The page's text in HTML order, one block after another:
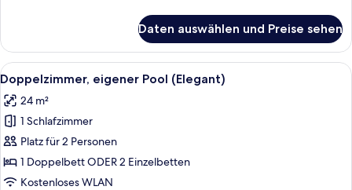
eingeschränkter
Meerblick
(Rozoli)
Daten auswählen und Preise sehen
Alle
Fotos
für
Doppelzimmer,
eigener
Pool
(Elegant)
Ein modernes Schlafzimmer mit
6
Doppelzimmer, eigener Pool (Elegant)
24 m²
1 Schlafzimmer
Platz für 2 Personen
1 Doppelbett ODER 2 Einzelbetten
Kostenloses WLAN